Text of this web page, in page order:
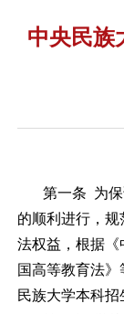
中央民族
第一条 为保
的顺利进行，
法权益，根据《
国高等教育法
民族大学本科招